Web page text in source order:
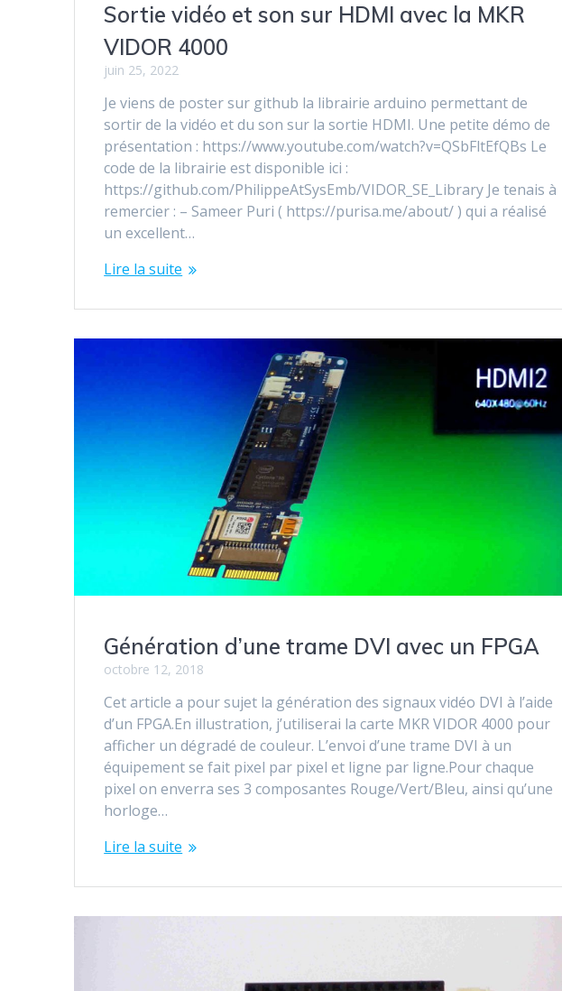
Sortie vidéo et son sur HDMI avec la MKR
VIDOR 4000
juin 25, 2022
Je viens de poster sur github la librairie arduino permettant de
sortir de la vidéo et du son sur la sortie HDMI. Une petite démo de
présentation : https://www.youtube.com/watch?v=QSbFltEfQBs Le
code de la librairie est disponible ici :
https://github.com/PhilippeAtSysEmb/VIDOR_SE_Library Je tenais à
remercier : – Sameer Puri ( https://purisa.me/about/ ) qui a réalisé
un excellent…
Lire la suite
Génération d’une trame DVI avec un FPGA
octobre 12, 2018
Cet article a pour sujet la génération des signaux vidéo DVI à l’aide
d’un FPGA.En illustration, j’utiliserai la carte MKR VIDOR 4000 pour
afficher un dégradé de couleur. L’envoi d’une trame DVI à un
équipement se fait pixel par pixel et ligne par ligne.Pour chaque
pixel on enverra ses 3 composantes Rouge/Vert/Bleu, ainsi qu’une
horloge…
Lire la suite